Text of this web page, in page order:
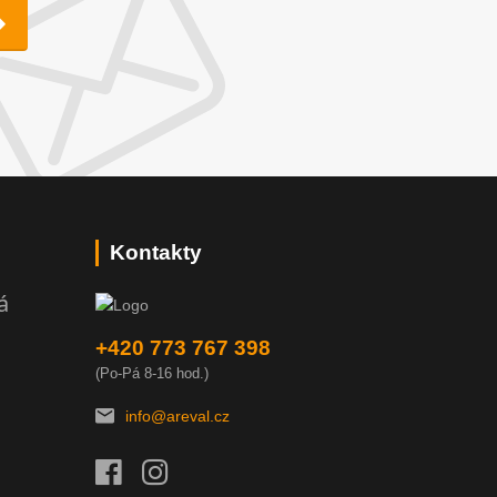
Kontakty
+420 773 767 398
(Po-Pá 8-16 hod.)
info@areval.cz